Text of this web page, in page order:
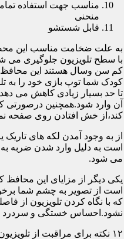
منحنی
قابل شستشو
به علت ضخامت مناسب این
با سطح تلویزیون جلوگیری می
کم سن وسال هستند این
کودک شما توپ بازی خود را به
تا حد بسیار زیادی کاهش می
آن وارد شود.همچنین درصورتی
کند،از خش افتادن روی صفحه
از به وجود آمدن لکه های
است به دلیل وارد شدن ضربه به
می شود.
یکی دیگر از مزایای این
است از تصویر به چشم شما
که با نگاه کردن تلویزیون از
نشود.احساس خستگی و سردرد
۱۲ نکته برای مراقبت از تلویزیون LED و LCD